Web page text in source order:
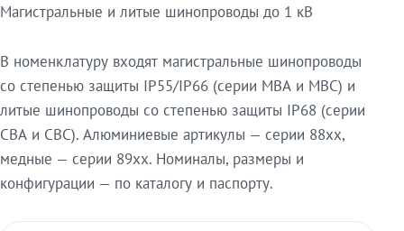
Магистральные и литые шинопроводы до 1 кВ
В номенклатуру входят магистральные шинопроводы
со степенью защиты IP55/IP66 (серии МВА и МВС) и
литые шинопроводы со степенью защиты IP68 (серии
СВА и СВС). Алюминиевые артикулы — серии 88xx,
медные — серии 89xx. Номиналы, размеры и
конфигурации — по каталогу и паспорту.